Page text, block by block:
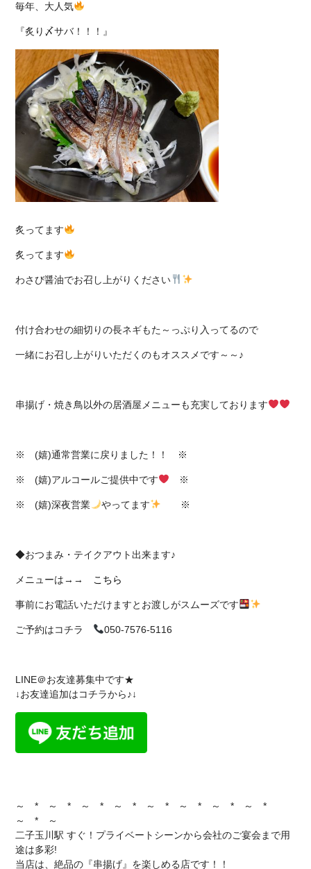
毎年、大人気
『炙り〆サバ！！！』
炙ってます
炙ってます
わさび醤油でお召し上がりください
付け合わせの細切りの長ネギもた～っぷり入ってるので
一緒にお召し上がりいただくのもオススメです～～♪
串揚げ・焼き鳥以外の居酒屋メニューも充実しております
※ (嬉)通常営業に戻りました！！ ※
※ (嬉)アルコールご提供中です ※
※ (嬉)深夜営業 やってます ※
◆おつまみ・テイクアウト出来ます♪
メニューは→→ こちら
事前にお電話いただけますとお渡しがスムーズです
ご予約はコチラ 050-7576-5116
LINE＠お友達募集中です★
↓お友達追加はコチラから♪↓
～ * ～ * ～ * ～ * ～ * ～ * ～ * ～ *
～ * ～
二子玉川駅 すぐ！プライベートシーンから会社のご宴会まで用
途は多彩!
当店は、絶品の『串揚げ』を楽しめる店です！！